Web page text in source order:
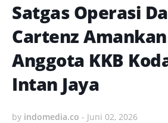
Satgas Operasi
Cartenz
Anggota KKB
Intan Jaya
by indomedia.co - Juni 02, 2026